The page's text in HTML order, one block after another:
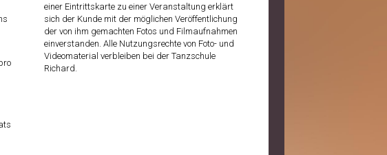
einer Eintrittskarte zu einer Veranstaltung erklärt
sich der Kunde mit der möglichen Veröffentlichung
der von ihm gemachten Fotos und Filmaufnahmen
einverstanden. Alle Nutzungsrechte von Foto- und
Videomaterial verbleiben bei der Tanzschule
Richard.